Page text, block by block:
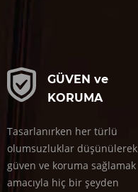
GÜVEN ve
KORUMA
Tasarlanırken her türlü
olumsuzluklar düşünülerek
güven ve koruma sağlamak
amacıyla hiç bir şeyden